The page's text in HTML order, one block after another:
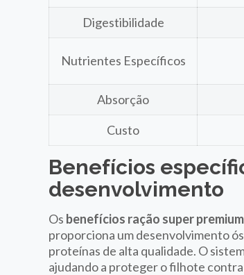
Digestibilidade
Nutrientes Específicos
Absorção
Custo
Benefícios
desenvolvimento
Os benefícios ração super premium
proporciona um desenvolvimento
proteínas de alta qualidade. O
ajudando a proteger o filhote